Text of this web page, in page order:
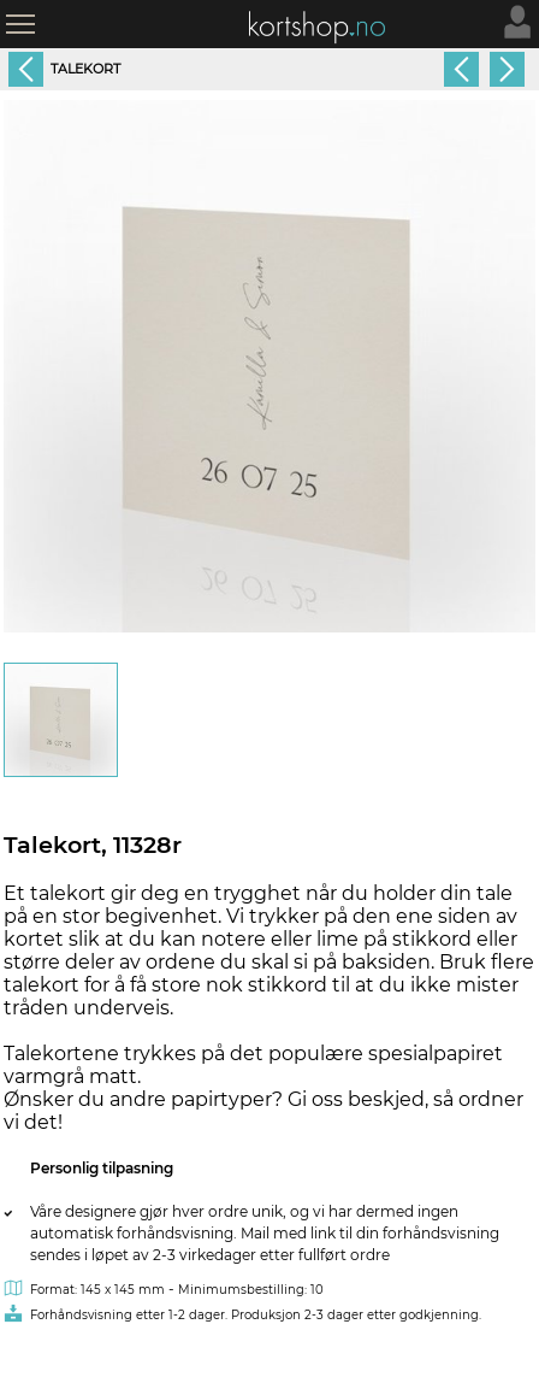
TALEKORT
Talekort, 11328r
Et talekort gir deg en trygghet når du holder din tale
på en stor begivenhet. Vi trykker på den ene siden av
kortet slik at du kan notere eller lime på stikkord eller
større deler av ordene du skal si på baksiden. Bruk flere
talekort for å få store nok stikkord til at du ikke mister
tråden underveis.
Talekortene trykkes på det populære spesialpapiret
varmgrå matt.
Ønsker du andre papirtyper? Gi oss beskjed, så ordner
vi det!
Personlig tilpasning
Våre designere gjør hver ordre unik, og vi har dermed ingen
automatisk forhåndsvisning. Mail med link til din forhåndsvisning
sendes i løpet av 2-3 virkedager etter fullført ordre
Format: 145 x 145 mm - Minimumsbestilling: 10
Forhåndsvisning etter 1-2 dager. Produksjon 2-3 dager etter godkjenning.